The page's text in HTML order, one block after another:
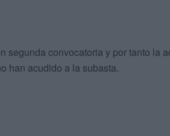
segunda convocatoria y por tanto la
han acudido a la subasta.